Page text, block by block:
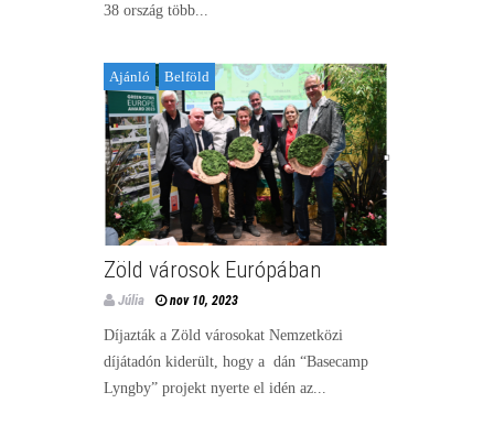
38 ország több...
Ajánló Belföld
Zöld városok Európában
Júlia nov 10, 2023
Díjazták a Zöld városokat Nemzetközi
díjátadón kiderült, hogy a dán “Basecamp
Lyngby” projekt nyerte el idén az...